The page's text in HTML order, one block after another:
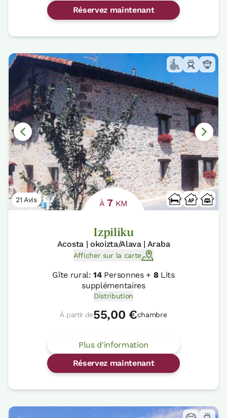
Réservez maintenant
21 Avis À7 KM
Izpiliku
Acosta | okoizta/Alava | Araba
Afficher sur la carte
Gîte rural:14Personnes + 8Lits
supplémentaires
Distribution
À partir de55,00 €chambre
Plus d'information
Réservez maintenant